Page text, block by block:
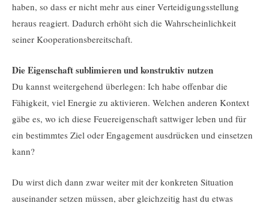
haben, so dass er nicht mehr aus einer Verteidigungsstellung
heraus reagiert. Dadurch erhöht sich die Wahrscheinlichkeit
seiner Kooperationsbereitschaft.
Die Eigenschaft sublimieren und konstruktiv nutzen
Du kannst weitergehend überlegen: Ich habe offenbar die
Fähigkeit, viel Energie zu aktivieren. Welchen anderen Kontext
gäbe es, wo ich diese Feuereigenschaft sattwiger leben und für
ein bestimmtes Ziel oder Engagement ausdrücken und einsetzen
kann?
Du wirst dich dann zwar weiter mit der konkreten Situation
auseinander setzen müssen, aber gleichzeitig hast du etwas